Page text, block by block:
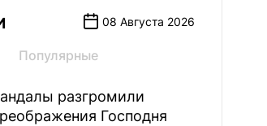
08 Августа 2026
Популярные
разгромили
Господня